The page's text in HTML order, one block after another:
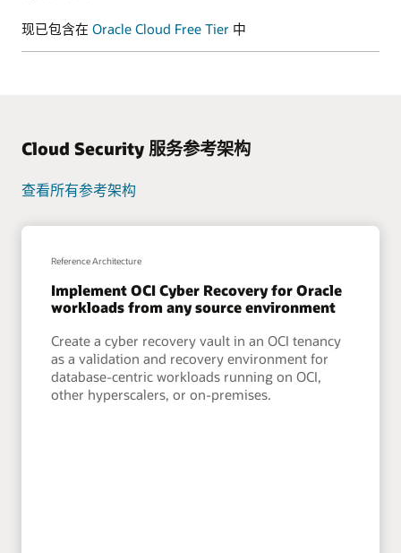
现已包含在 Oracle Cloud Free Tier 中
Cloud Security 服务参考架构
查看所有参考架构
Reference Architecture
Implement OCI Cyber Recovery for Oracle
workloads from any source environment
Create a cyber recovery vault in an OCI tenancy
as a validation and recovery environment for
database-centric workloads running on OCI,
other hyperscalers, or on-premises.